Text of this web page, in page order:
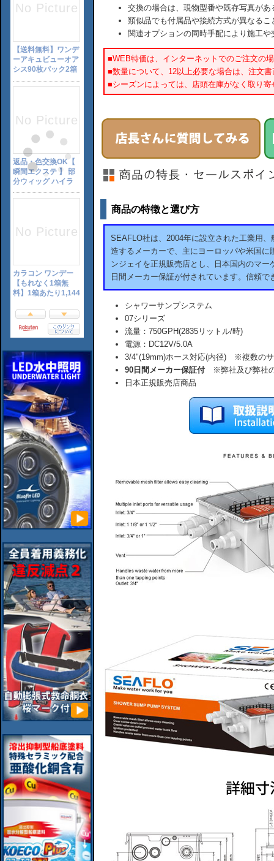
交換の場合は、現物型番や既存写真が
類似品でも付属品や接続方式が異なるこ
関連オプションの同時手配により施工
■WEB特価は、インターネットでのご注文の
■数量について、12以上必要な場合は、注文
■シーズンによっては、店頭在庫がなく取り
商品の特徴と選び方
SEAFLO社は、2004年に設立された工業用
造するメーカーで、主にヨーロッパや米国
ンジェイを正規販売店とし、日本国内のマ
日間メーカー保証が付されています。信頼で
シャワーサンプシステム
07シリーズ
流量：750GPH(2835リットル/時)
電源：DC12V/5.0A
3/4"(19mm)ホース対応(内径) ※複数の
90日間メーカー保証付※弊社及び弊社の
日本正規販売店商品